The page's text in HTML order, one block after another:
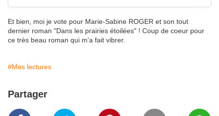
Et bien, moi je vote pour Marie-Sabine ROGER et son tout
dernier roman "Dans les prairies étoilées" ! Coup de coeur pour
ce très beau roman qui m'a fait vibrer.
#Mes lectures
Partager